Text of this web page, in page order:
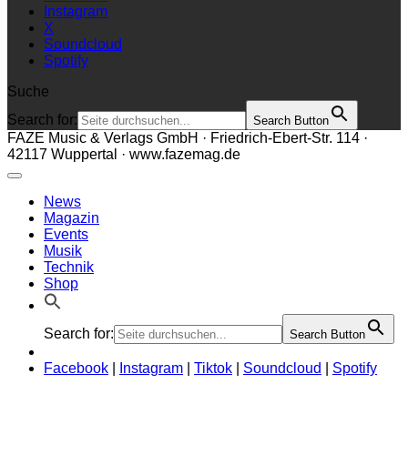
Instagram
X
Soundcloud
Spotify
Suche
Search for:
Search Button
FAZE Music & Verlags GmbH · Friedrich-Ebert-Str. 114 ·
42117 Wuppertal · www.fazemag.de
News
Magazin
Events
Musik
Technik
Shop
Search for: Search Button
Facebook Instagram Tiktok Soundcloud Spotify